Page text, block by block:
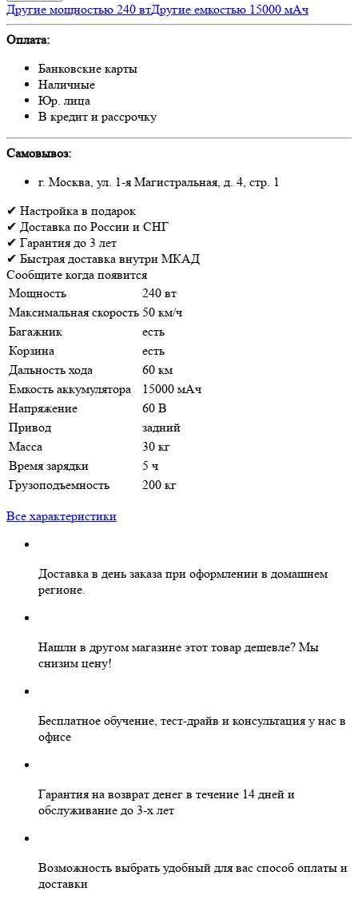
Другие мощностью 240 втДругие емкостью 15000 мАч
Оплата:
Банковские карты
Наличные
Юр. лица
В кредит и рассрочку
Самовывоз:
г. Москва, ул. 1-я Магистральная, д. 4, стр. 1
✔ Настройка в подарок
✔ Доставка по России и СНГ
✔ Гарантия до 3 лет
✔ Быстрая доставка внутри МКАД
Сообщите когда появится
Мощность
240 вт
Максимальная скорость 50 км/ч
Багажник
есть
Корзина
есть
Дальность хода
60 км
Емкость аккумулятора
15000 мАч
Напряжение
60 В
Привод
задний
Масса
30 кг
Время зарядки
5 ч
Грузоподъемность
200 кг
Все характеристики
Доставка в день заказа при оформлении в домашнем
регионе.
Нашли в другом магазине этот товар дешевле? Мы
снизим цену!
Бесплатное обучение, тест-драйв и консультация у нас в
офисе
Гарантия на возврат денег в течение 14 дней и
обслуживание до 3-х лет
Возможность выбрать удобный для вас способ оплаты и
доставки